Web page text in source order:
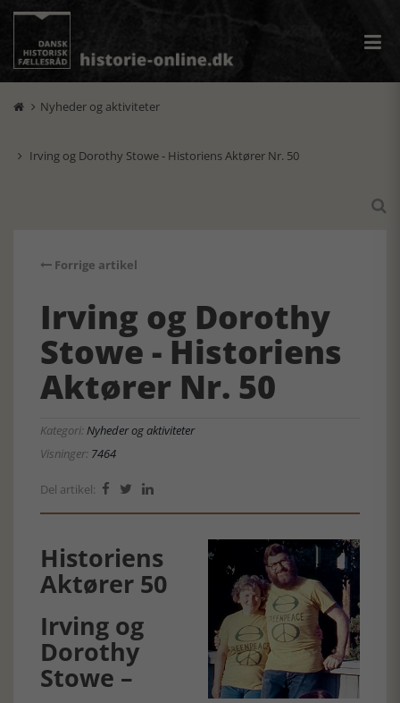
 Nyheder og aktiviteter
 Irving og Dorothy Stowe - Historiens Aktører Nr. 50

Forrige artikel
Irving og Dorothy
Stowe - Historiens
Aktører Nr. 50
Kategori:Nyheder og aktiviteter
Visninger: 7464
Del artikel:   
Historiens
Aktører 50
Irving og
Dorothy
Stowe –